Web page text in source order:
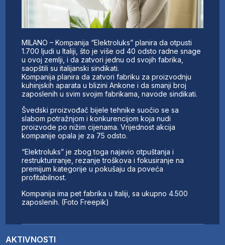
UČLANI SE
KONTAKT
AKTIVNOSTI
MILANO – Kompanija “Elektroluks” planira da otpusti
1.700 ljudi u Italiji, što je više od 40 odsto radne snage
u ovoj zemlji, i da zatvori jednu od svojih fabrika,
saopštili su italijanski sindikati.
Kompanija planira da zatvori fabriku za proizvodnju
kuhinjskih aparata u blizini Ankone i da smanji broj
zaposlenih u svim svojim fabrikama, navode sindikati.
Švedski proizvođač bijele tehnike suočio se sa
slabom potražnjom i konkurencijom koja nudi
proizvode po nižim cijenama. Vrijednost akcija
kompanije opala je za 75 odsto.
“Elektroluks” je zbog toga najavio otpuštanja i
restrukturiranje, rezanje troškova i fokusiranje na
premijum kategorije u pokušaju da poveća
profitabilnost.
Kompanija ima pet fabrika u Italiji, sa ukupno 4.500
zaposlenih. (Foto Freepik)